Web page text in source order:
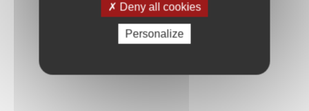
Deny all cookies
Personalize